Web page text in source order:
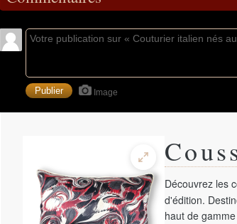
Image
Découvrez les
d'édition.
haut de